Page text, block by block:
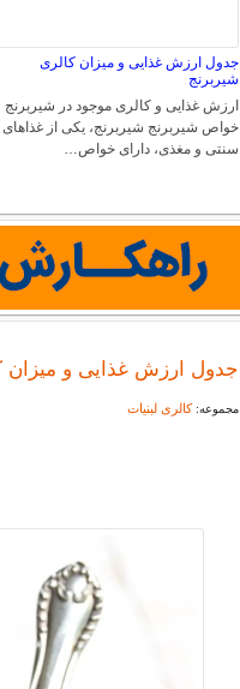
جدول ارزش غذایی و میزان کالری
شیربرنج
ارزش غذایی و کالری موجود در شیربرنج
خواص شیربرنج شیربرنج، یکی از غذاهای
سنتی و مغذی، دارای خواص…
جدول ارزش غذایی و میزان
مجموعه:کالری لبنیات